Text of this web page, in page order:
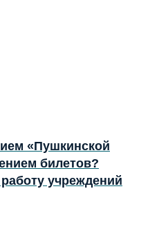
«Пушкинской
билетов?
учреждений